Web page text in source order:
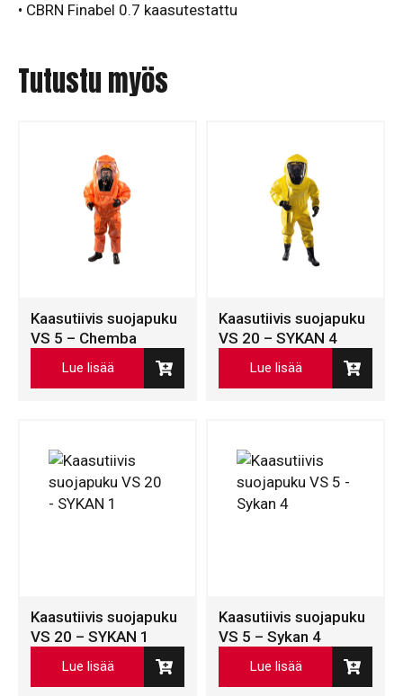
• CBRN Finabel 0.7 kaasutestattu
Tutustu myös
Kaasutiivis suojapuku
VS 5 – Chemba
Lue lisää
Kaasutiivis suojapuku
VS 20 – SYKAN 4
Lue lisää
Kaasutiivis suojapuku
VS 20 – SYKAN 1
Lue lisää
Kaasutiivis suojapuku
VS 5 – Sykan 4
Lue lisää